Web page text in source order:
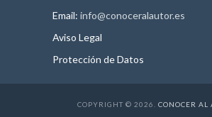
Email: info@conoceralautor.es
Aviso Legal
Protección de Datos
COPYRIGHT © 2026. CONOCER AL